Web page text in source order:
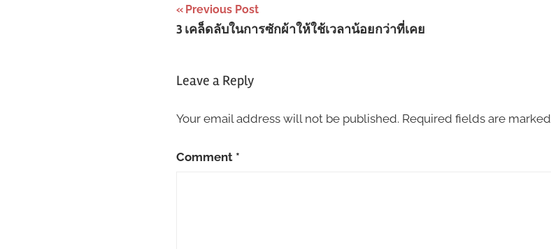
Post
navigation
Previous Post
3 เคล็ดลับในการซักผ้าให้ใช้เวลาน้อยกว่าที่เคย
Leave a Reply
Your email address will not be published. Required fields are marked
Comment *